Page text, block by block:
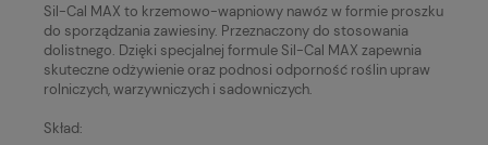
Sil-Cal MAX to krzemowo-wapniowy nawóz w formie proszku
do sporządzania zawiesiny. Przeznaczony do stosowania
dolistnego. Dzięki specjalnej formule Sil-Cal MAX zapewnia
skuteczne odżywienie oraz podnosi odporność roślin upraw
rolniczych, warzywniczych i sadowniczych.
Skład: